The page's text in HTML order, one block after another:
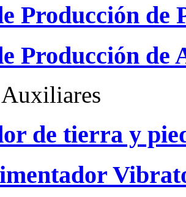
Producción de
Producción de
de tierra y